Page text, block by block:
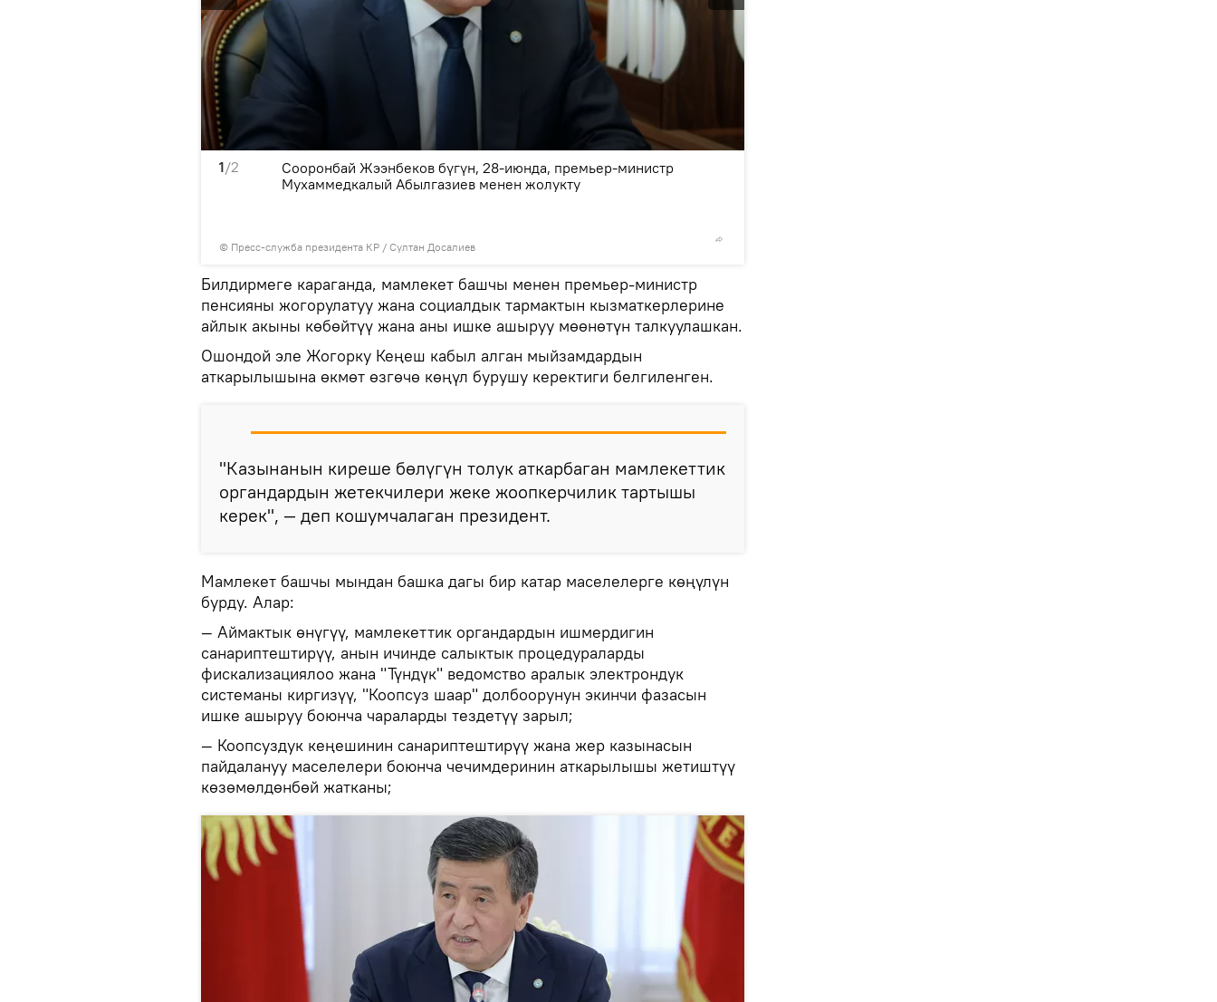
1/2
© Пресс-служба президента КР / Султан Досалиев
Сооронбай Жээнбеков бүгүн, 28-июнда, премьер-министр
Мухаммедкалый Абылгазиев менен жолукту
Билдирмеге караганда, мамлекет башчы менен премьер-министр
пенсияны жогорулатуу жана социалдык тармактын кызматкерлерине
айлык акыны көбөйтүү жана аны ишке ашыруу мөөнөтүн талкуулашкан.
Ошондой эле Жогорку Кеңеш кабыл алган мыйзамдардын
аткарылышына өкмөт өзгөчө көңүл бурушу керектиги белгиленген.
"Казынанын киреше бөлүгүн толук аткарбаган мамлекеттик
органдардын жетекчилери жеке жоопкерчилик тартышы
керек", — деп кошумчалаган президент.
Мамлекет башчы мындан башка дагы бир катар маселелерге көңүлүн
бурду. Алар:
— Аймактык өнүгүү, мамлекеттик органдардын ишмердигин
санариптештирүү, анын ичинде салыктык процедураларды
фискализациялоо жана "Түндүк" ведомство аралык электрондук
системаны киргизүү, "Коопсуз шаар" долбоорунун экинчи фазасын
ишке ашыруу боюнча чараларды тездетүү зарыл;
— Коопсуздук кеңешинин санариптештирүү жана жер казынасын
пайдалануу маселелери боюнча чечимдеринин аткарылышы жетиштүү
көзөмөлдөнбөй жатканы;